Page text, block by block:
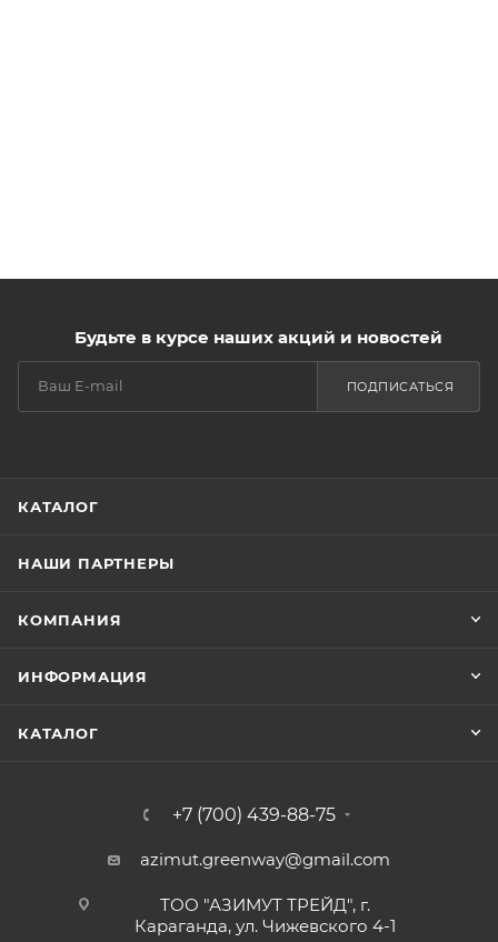
Будьте в курсе наших акций и новостей
ПОДПИСАТЬСЯ
КАТАЛОГ
НАШИ ПАРТНЕРЫ
КОМПАНИЯ
ИНФОРМАЦИЯ
КАТАЛОГ
+7 (700) 439-88-75
azimut.greenway@gmail.com
ТОО "АЗИМУТ ТРЕЙД", г.
Караганда, ул. Чижевского 4-1